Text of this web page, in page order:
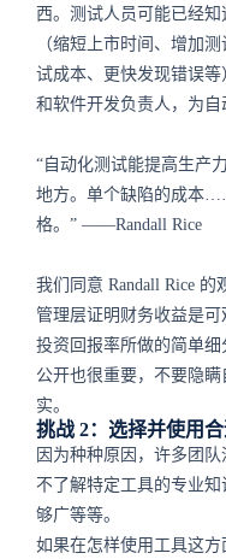
西。测试人员可能已经
（缩短上市时间、增加
试成本、更快发现错误等
和软件开发负责人，为自
“自动化测试能提高生产
地方。单个缺陷的成本
格。” ——Randall Rice
我们同意 Randall Rice
管理层证明财务收益是
投资回报率所做的简单
公开也很重要，不要隐
实。
挑战 2：选择并使用
因为种种原因，许多团
不了解特定工具的专业
够广等等。
如果在怎样使用工具这